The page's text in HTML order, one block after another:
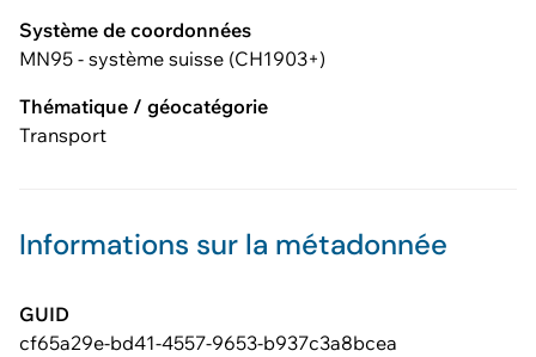
Système de coordonnées
MN95 - système suisse (CH1903+)
Thématique / géocatégorie
Transport
Informations sur la métadonnée
GUID
cf65a29e-bd41-4557-9653-b937c3a8bcea